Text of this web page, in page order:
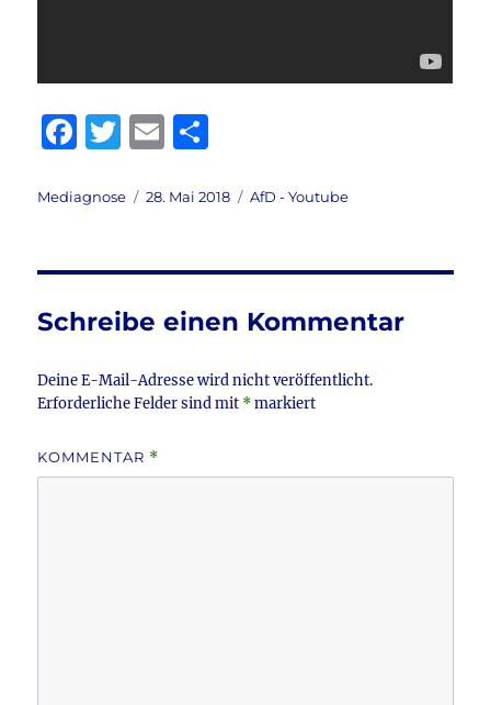
F
c
b
o
o
k
T
it
r
E
ai le
Autor
Mediagnose
Veröffentlicht
28. Mai 2018 Kategorien
AfD - Youtube
Schreibe einen Kommentar
Deine E-Mail-Adresse wird nicht veröffentlicht.
Erforderliche Felder sind mit *markiert
KOMMENTAR *